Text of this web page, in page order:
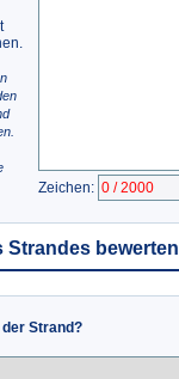
Zeichen:
Strandes bewerten
Strand?